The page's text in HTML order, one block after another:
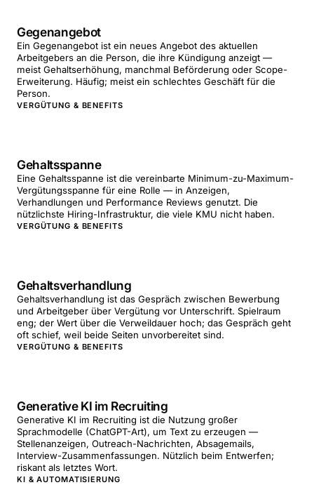
Gegenangebot
Ein Gegenangebot ist ein neues Angebot des aktuellen
Arbeitgebers an die Person, die ihre Kündigung anzeigt —
meist Gehaltserhöhung, manchmal Beförderung oder Scope-
Erweiterung. Häufig; meist ein schlechtes Geschäft für die
Person.
VERGÜTUNG & BENEFITS
Gehaltsspanne
Eine Gehaltsspanne ist die vereinbarte Minimum-zu-Maximum-
Vergütungsspanne für eine Rolle — in Anzeigen,
Verhandlungen und Performance Reviews genutzt. Die
nützlichste Hiring-Infrastruktur, die viele KMU nicht haben.
VERGÜTUNG & BENEFITS
Gehaltsverhandlung
Gehaltsverhandlung ist das Gespräch zwischen Bewerbung
und Arbeitgeber über Vergütung vor Unterschrift. Spielraum
eng; der Wert über die Verweildauer hoch; das Gespräch geht
oft schief, weil beide Seiten unvorbereitet sind.
VERGÜTUNG & BENEFITS
Generative KI im Recruiting
Generative KI im Recruiting ist die Nutzung großer
Sprachmodelle (ChatGPT-Art), um Text zu erzeugen —
Stellenanzeigen, Outreach-Nachrichten, Absagemails,
Interview-Zusammenfassungen. Nützlich beim Entwerfen;
riskant als letztes Wort.
KI & AUTOMATISIERUNG